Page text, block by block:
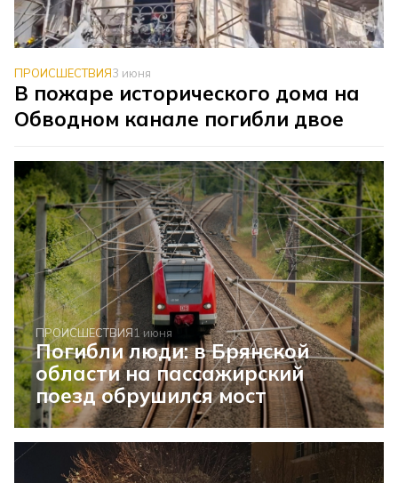
ПРОИСШЕСТВИЯ3 июня
В пожаре исторического дома на
Обводном канале погибли двое
ПРОИСШЕСТВИЯ1 июня
Погибли люди: в Брянской
области на пассажирский
поезд обрушился мост